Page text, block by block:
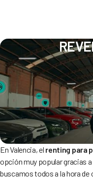
En Valencia, el renting para
opción muy popular gracias
buscamos todos a la hora de